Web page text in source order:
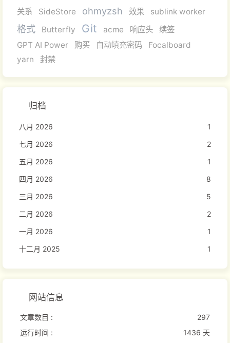
关系
SideStore ohmyzsh 效果 sublink worker
格式 Butterfly Git acme 响应头
续签
GPT AI Power
购买 自动填充密码
Focalboard
yarn
封禁
归档
八月 2026
1
七月 2026
2
五月 2026
1
四月 2026
8
三月 2026
5
二月 2026
2
一月 2026
1
十二月 2025
1
网站信息
文章数目 :
297
运行时间 :
1436 天